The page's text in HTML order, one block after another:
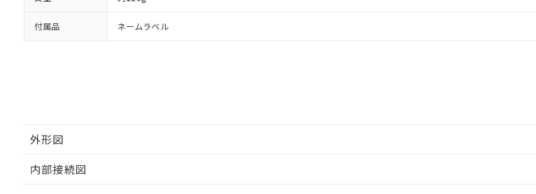
付属品 ネームラベル
外形図
内部接続図